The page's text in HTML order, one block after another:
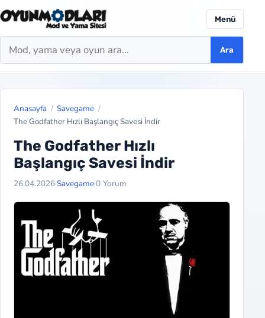
Ara Ara
Menü
Anasayfa
Savegame
The Godfather Hızlı Başlangıç Savesi İndir
The Godfather Hızlı
Başlangıç Savesi İndir
26.04.2026·Savegame·0 Yorum